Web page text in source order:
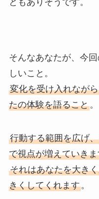
そんなあなたが、今
しいこと。
変化を受け入れなが
たの体験を語ること。
行動する範囲を広げ
で視点が増えていき
それはあなたを大き
きくしてくれます。